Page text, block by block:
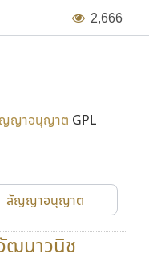
2,666
ญญาอนุญาต GPL
สัญญาอนุญาต
ฒนาวนิช